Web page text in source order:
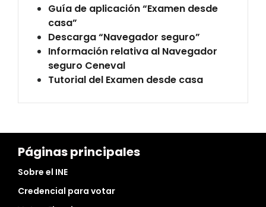
Guía de aplicación “Examen desde
casa”
Descarga “Navegador seguro”
Información relativa al Navegador
seguro Ceneval
Tutorial del Examen desde casa
Páginas principales
Sobre el INE
Credencial para votar